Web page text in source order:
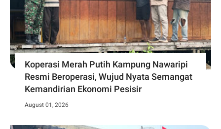
Koperasi Merah Putih Kampung Nawaripi
Resmi Beroperasi, Wujud Nyata Semangat
Kemandirian Ekonomi Pesisir
August 01, 2026